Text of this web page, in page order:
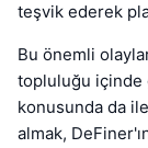
teşvik ederek
Bu önemli
topluluğu içinde
konusunda da
almak,